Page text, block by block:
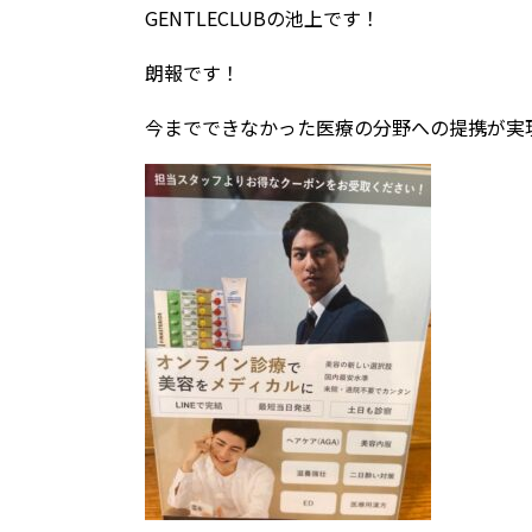
GENTLECLUBの池上です！
朗報です！
今までできなかった医療の分野への提携が実